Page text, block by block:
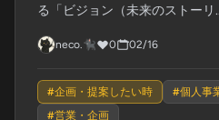
る「ビジョン（未来のストーリ
neco.🐈‍⬛ 0 02/16
#企画・提案したい時 #個人事
#営業・企画